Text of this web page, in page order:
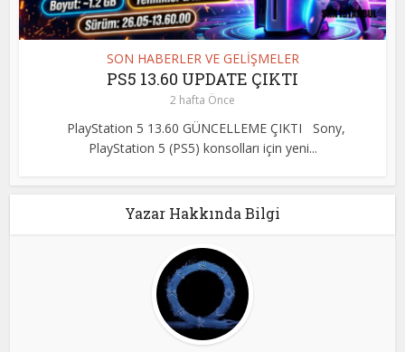
SON HABERLER VE GELİŞMELER
PS5 13.60 UPDATE ÇIKTI
2 hafta Önce
PlayStation 5 13.60 GÜNCELLEME ÇIKTI Sony,
PlayStation 5 (PS5) konsolları için yeni...
Yazar Hakkında Bilgi